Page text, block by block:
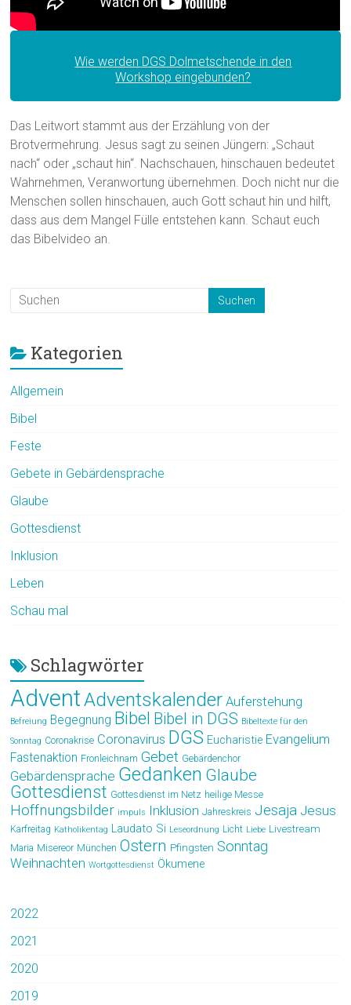
Wie werden DGS Dolmetschende in den
Workshop eingebunden?
Das Leitwort stammt aus der Erzählung von der
Brotvermehrung. Jesus sagt zu seinen Jüngern: „Schaut
nach“ oder „schaut hin“. Nachschauen, hinschauen bedeutet
Wahrnehmen, Veranwortung übernehmen. Doch nicht nur die
Menschen sollen hinschauen, auch Gott schaut hin und hilft,
dass aus dem Mangel Fülle entstehen kann. Schaut euch
das Bibelvideo an.
Kategorien
Allgemein
Bibel
Feste
Gebete in Gebärdensprache
Glaube
Gottesdienst
Inklusion
Leben
Schau mal
Schlagwörter
AdventAdventskalender Auferstehung
Befreiung Begegnung Bibel Bibel in DGS Bibeltexte für den
Sonntag Coronakrise Coronavirus DGS Eucharistie Evangelium
Fastenaktion Fronleichnam Gebet Gebärdenchor
Gebärdensprache Gedanken Glaube
Gottesdienst Gottesdienst im Netz heilige Messe
Hoffnungsbilder impuls Inklusion Jahreskreis Jesaja Jesus
Karfreitag Katholikentag Laudato Si Leseordnung Licht Liebe Livestream
Maria Misereor München Ostern Pfingsten Sonntag
Weihnachten Wortgottesdienst Ökumene
2022
2021
2020
2019